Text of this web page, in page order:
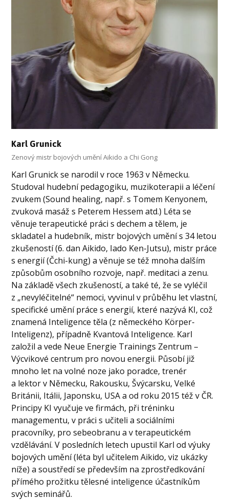
Karl Grunick
Zenový mistr bojových umění Aikido a Chi Gong
Karl Grunick se narodil v roce 1963 v Německu.
Studoval hudební pedagogiku, muzikoterapii a léčení
zvukem (Sound healing, např. s Tomem Kenyonem,
zvuková masáž s Peterem Hessem atd.) Léta se
věnuje terapeutické práci s dechem a tělem, je
skladatel a hudebník, mistr bojových umění s 34 letou
zkušeností (6. dan Aikido, Iado Ken-Jutsu), mistr práce
s energií (Čchi-kung) a věnuje se též mnoha dalším
způsobům osobního rozvoje, např. meditaci a zenu.
Na základě všech zkušeností, a také té, že se vyléčil
z „nevyléčitelné“ nemoci, vyvinul v průběhu let vlastní,
specifické umění práce s energií, které nazývá KI, což
znamená Inteligence těla (z německého Körper-
Inteligenz), případně Kvantová Inteligence. Karl
založil a vede Neue Energie Trainings Zentrum –
Výcvikové centrum pro novou energii. Působí již
mnoho let na volné noze jako poradce, trenér
a lektor v Německu, Rakousku, Švýcarsku, Velké
Británii, Itálii, Japonsku, USA a od roku 2015 též v ČR.
Principy KI vyučuje ve firmách, při tréninku
managementu, v práci s učiteli a sociálními
pracovníky, pro sebeobranu a v terapeutickém
vzdělávání. V posledních letech upustil Karl od výuky
bojových umění (léta byl učitelem Aikido, viz ukázky
níže) a soustředí se především na zprostředkování
přímého prožitku tělesné inteligence účastníkům
svých seminářů.